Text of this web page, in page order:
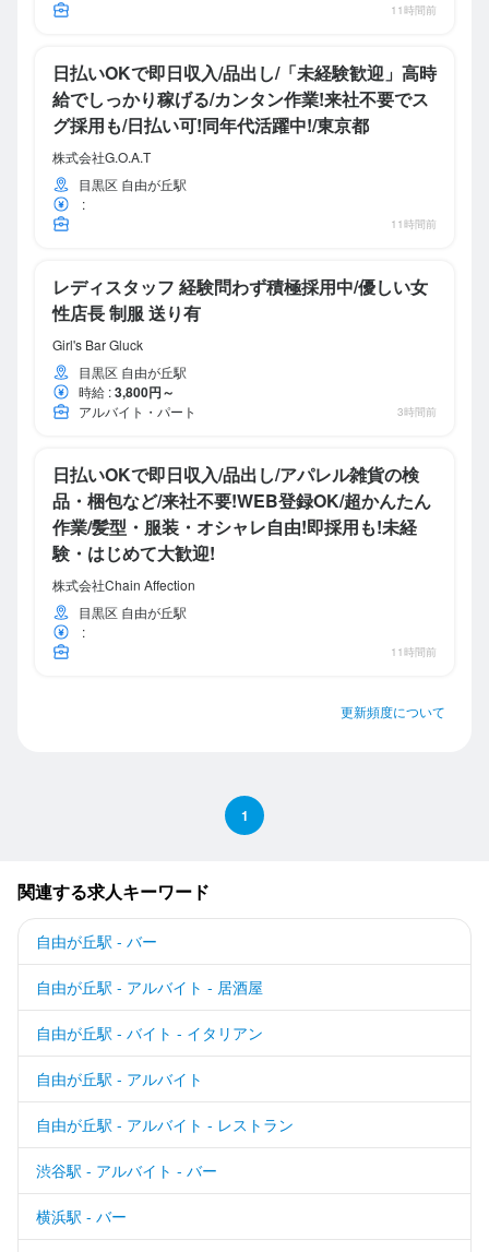
11時間前
日払いOKで即日収入/品出し/「未経験歓迎」高時
給でしっかり稼げる/カンタン作業!来社不要でス
グ採用も/日払い可!同年代活躍中!/東京都
株式会社G.O.A.T
目黒区 自由が丘駅
:
11時間前
レディスタッフ 経験問わず積極採用中/優しい女
性店長 制服 送り有
Girl's Bar Gluck
目黒区 自由が丘駅
時給 :3,800円～
アルバイト・パート 3時間前
日払いOKで即日収入/品出し/アパレル雑貨の検
品・梱包など/来社不要!WEB登録OK/超かんたん
作業/髪型・服装・オシャレ自由!即採用も!未経
験・はじめて大歓迎!
株式会社Chain Affection
目黒区 自由が丘駅
:
11時間前
更新頻度について
1
関連する求人キーワード
自由が丘駅 - バー
自由が丘駅 - アルバイト - 居酒屋
自由が丘駅 - バイト - イタリアン
自由が丘駅 - アルバイト
自由が丘駅 - アルバイト - レストラン
渋谷駅 - アルバイト - バー
横浜駅 - バー